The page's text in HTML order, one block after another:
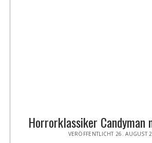
Horrorklassiker Candyman
VERÖFFENTLICHT 26. AUGUST